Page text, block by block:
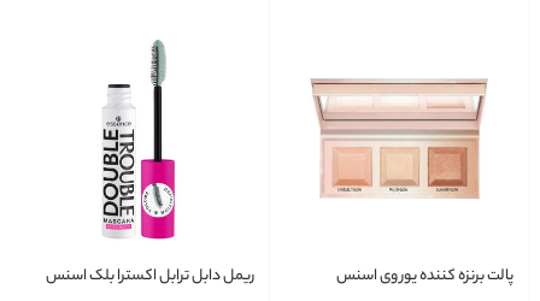
پالت برنزه کننده یور وی اسنس ریمل دابل ترابل اکسترا بلک اسنس